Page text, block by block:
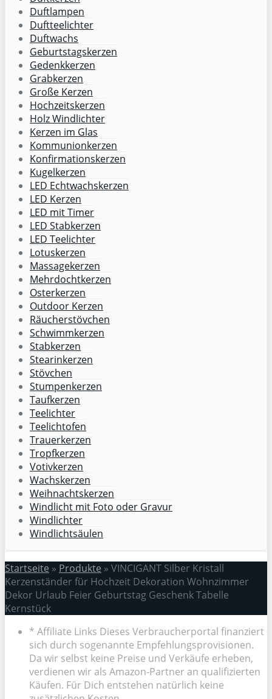
Duftlampen
Duftteelichter
Duftwachs
Geburtstagskerzen
Gedenkkerzen
Grabkerzen
Große Kerzen
Hochzeitskerzen
Holz Windlichter
Kerzen im Glas
Kommunionkerzen
Konfirmationskerzen
Kugelkerzen
LED Echtwachskerzen
LED Kerzen
LED mit Timer
LED Stabkerzen
LED Teelichter
Lotuskerzen
Massagekerzen
Mehrdochtkerzen
Osterkerzen
Outdoor Kerzen
Räucherstövchen
Schwimmkerzen
Stabkerzen
Stearinkerzen
Stövchen
Stumpenkerzen
Taufkerzen
Teelichter
Teelichtofen
Trauerkerzen
Tropfkerzen
Votivkerzen
Wachskerzen
Weihnachtskerzen
Windlicht mit Foto oder Gravur
Windlichter
Windlichtsäulen
Startseite » Produkte » VINCIGANT Silber Kristall
Kerzenständer für Hochzeit Dekoration Wohnzimmer
Dekor Urlaub Feier Geburtstag Geschenk Tabelle
Kernstück
* Affiliate Links Dieses Verbraucherportal finanziert
sich durch sogenannte Empfehlungsprovisionen.
Da wir selbst keine Preise und Verkäufe erheben,
verdienen wir als Amazon-Partner an qualifizierten
Käufen. Für Dich entstehen natürlich keine